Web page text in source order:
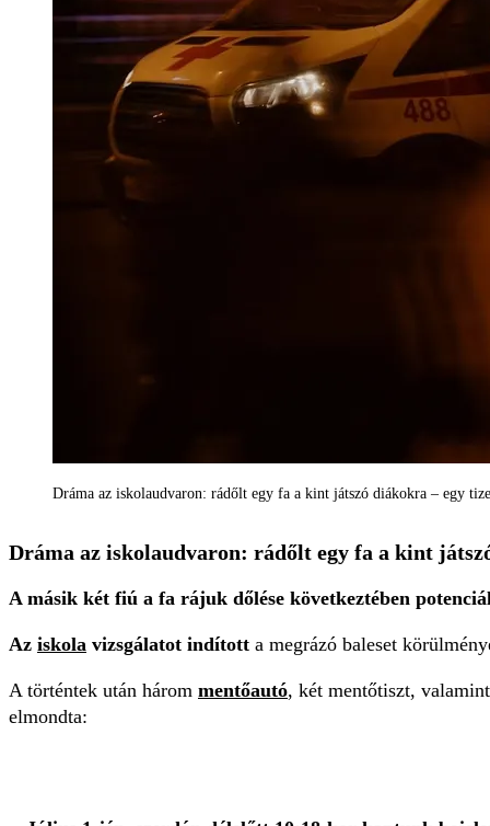
Dráma az iskolaudvaron: rádőlt egy fa a kint játszó diákokra – egy
Dráma az iskolaudvaron: rádőlt egy fa a kint
A másik két fiú a fa rájuk dőlése következtében
Az iskola vizsgálatot indított a megrázó baleset
A történtek után három mentőautó, két mentőtiszt,
elmondta: